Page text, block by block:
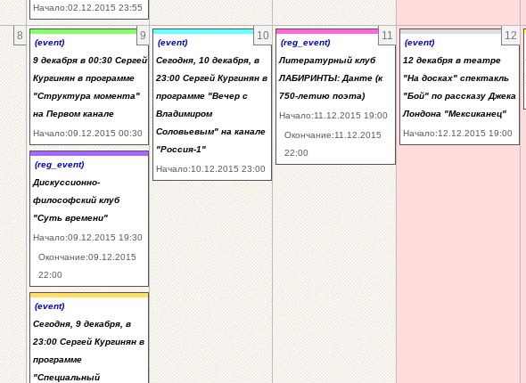
Начало:02.12.2015 23:55
8 9
(event)
9 декабря в 00:30 Сергей
Кургинян в программе
"Структура момента"
на Первом канале
Начало:09.12.2015 00:30
(reg_event)
Дискуссионно-
философский клуб
"Суть времени"
Начало:09.12.2015 19:30
Окончание:09.12.2015
22:00
(event)
Сегодня, 9 декабря, в
23:00 Сергей Кургинян в
программе
"Специальный
10
(event)
Сегодня, 10 декабря, в
23:00 Сергей Кургинян в
программе "Вечер с
Владимиром
Соловьевым" на канале
"Россия-1"
Начало:10.12.2015 23:00
11
(reg_event)
Литературный клуб
ЛАБИРИНТЫ: Данте (к
750-летию поэта)
Начало:11.12.2015 19:00
Окончание:11.12.2015
22:00
12
(event)
12 декабря в театре
"На досках" спектакль
"Бой" по рассказу Джека
Лондона "Мексиканец"
Начало:12.12.2015 19:00